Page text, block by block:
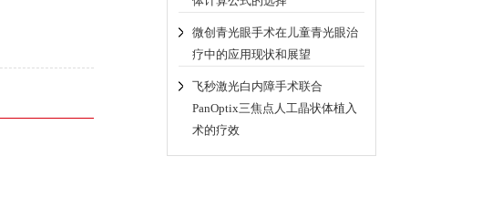
微创青光眼手术在儿童青光眼治
疗中的应用现状和展望
飞秒激光白内障手术联合
PanOptix三焦点人工晶状体植入
术的疗效